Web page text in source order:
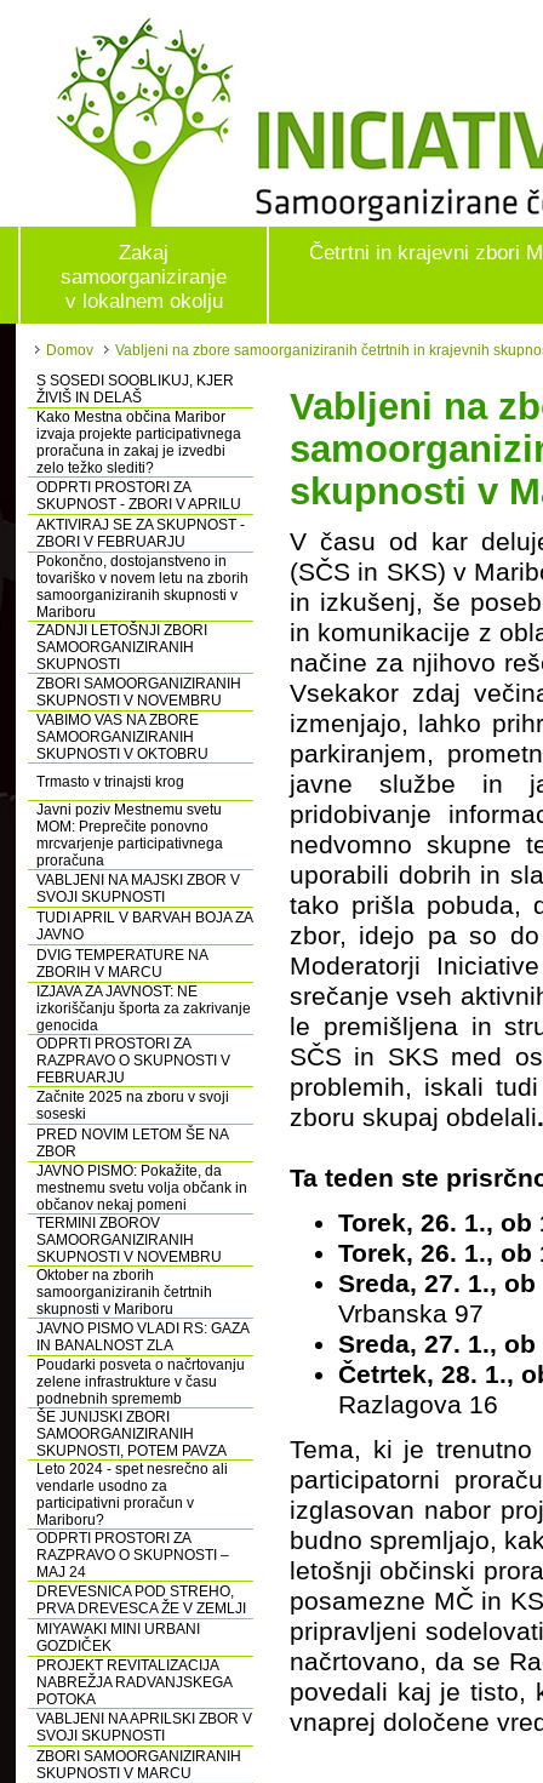
Zakaj
samoorganiziranje
v lokalnem okolju
Četrtni in krajevni zbori
Domov
Vabljeni na zbore samoorganiziranih četrtnih in krajevnih
S SOSEDI SOOBLIKUJ, KJER
ŽIVIŠ IN DELAŠ
Kako Mestna občina Maribor
izvaja projekte participativnega
proračuna in zakaj je izvedbi
zelo težko slediti?
ODPRTI PROSTORI ZA
SKUPNOST - ZBORI V APRILU
AKTIVIRAJ SE ZA SKUPNOST -
ZBORI V FEBRUARJU
Pokončno, dostojanstveno in
tovariško v novem letu na zborih
samoorganiziranih skupnosti v
Mariboru
ZADNJI LETOŠNJI ZBORI
SAMOORGANIZIRANIH
SKUPNOSTI
ZBORI SAMOORGANIZIRANIH
SKUPNOSTI V NOVEMBRU
VABIMO VAS NA ZBORE
SAMOORGANIZIRANIH
SKUPNOSTI V OKTOBRU
Trmasto v trinajsti krog
Javni poziv Mestnemu svetu
MOM: Preprečite ponovno
mrcvarjenje participativnega
proračuna
VABLJENI NA MAJSKI ZBOR V
SVOJI SKUPNOSTI
TUDI APRIL V BARVAH BOJA ZA
JAVNO
DVIG TEMPERATURE NA
ZBORIH V MARCU
IZJAVA ZA JAVNOST: NE
izkoriščanju športa za zakrivanje
genocida
ODPRTI PROSTORI ZA
RAZPRAVO O SKUPNOSTI V
FEBRUARJU
Začnite 2025 na zboru v svoji
soseski
PRED NOVIM LETOM ŠE NA
ZBOR
JAVNO PISMO: Pokažite, da
mestnemu svetu volja občank in
občanov nekaj pomeni
TERMINI ZBOROV
SAMOORGANIZIRANIH
SKUPNOSTI V NOVEMBRU
Oktober na zborih
samoorganiziranih četrtnih
skupnosti v Mariboru
JAVNO PISMO VLADI RS: GAZA
IN BANALNOST ZLA
Poudarki posveta o načrtovanju
zelene infrastrukture v času
podnebnih sprememb
ŠE JUNIJSKI ZBORI
SAMOORGANIZIRANIH
SKUPNOSTI, POTEM PAVZA
Leto 2024 - spet nesrečno ali
vendarle usodno za
participativni proračun v
Mariboru?
ODPRTI PROSTORI ZA
RAZPRAVO O SKUPNOSTI –
MAJ 24
DREVESNICA POD STREHO,
PRVA DREVESCA ŽE V ZEMLJI
MIYAWAKI MINI URBANI
GOZDIČEK
PROJEKT REVITALIZACIJA
NABREŽJA RADVANJSKEGA
POTOKA
VABLJENI NA APRILSKI ZBOR V
SVOJI SKUPNOSTI
ZBORI SAMOORGANIZIRANIH
SKUPNOSTI V MARCU
Vabljeni na
skupnosti v
V času od kar
(SČS in SKS) v
in izkušenj, še
in komunikacije z
načine za njihovo
Vsekakor zdaj
izmenjajo, lahko
parkiranjem,
javne službe in
pridobivanje
nedvomno skupne
uporabili dobrih in
tako prišla pobuda,
zbor, idejo pa so
Moderatorji
srečanje vseh
le premišljena in
SČS in SKS med
problemih, iskali
zboru skupaj obdelali.
Ta teden ste
Torek, 26. 1., ob
Torek, 26. 1., ob
Sreda, 27. 1.,
Vrbanska 97
Sreda, 27. 1., ob
Četrtek, 28. 1.,
Razlagova 16
Tema, ki je
participatorni
izglasovan nabor
budno spremljajo,
letošnji občinski
posamezne MČ in
pripravljeni
načrtovano, da se
povedali kaj je tisto,
vnaprej določene